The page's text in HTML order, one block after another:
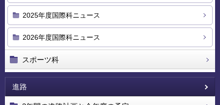
2025年度国際科ニュース
2026年度国際科ニュース
スポーツ科
進路